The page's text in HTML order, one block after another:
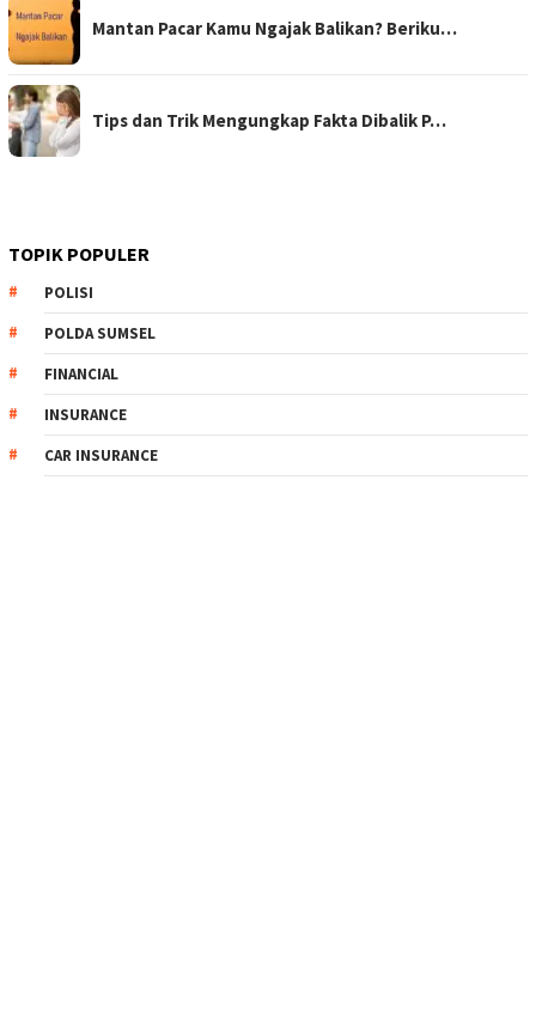
Mantan Pacar Kamu Ngajak Balikan? Beriku…
Tips dan Trik Mengungkap Fakta Dibalik P…
TOPIK POPULER
POLISI
POLDA SUMSEL
FINANCIAL
INSURANCE
CAR INSURANCE